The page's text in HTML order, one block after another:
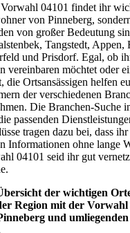
04101 findet ihr
von Pinneberg,
von großer Bedeutung
Tangstedt, Appen,
und Prisdorf. Egal, ob
vereinbaren möchtet oder
die Ortsansässigen helfen
der verschiedenen
Die Branchen-Suche
passenden
tragen dazu bei, dass
Informationen ohne lange
04101 seid ihr gut
der wichtigen
Region mit der
und umliegenden